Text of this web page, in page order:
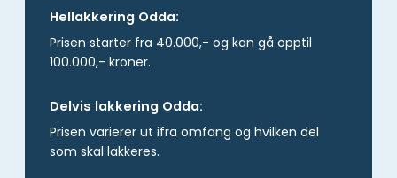
Hellakkering Odda:
Prisen starter fra 40.000,- og kan gå opptil
100.000,- kroner.
Delvis lakkering Odda:
Prisen varierer ut ifra omfang og hvilken del
som skal lakkeres.